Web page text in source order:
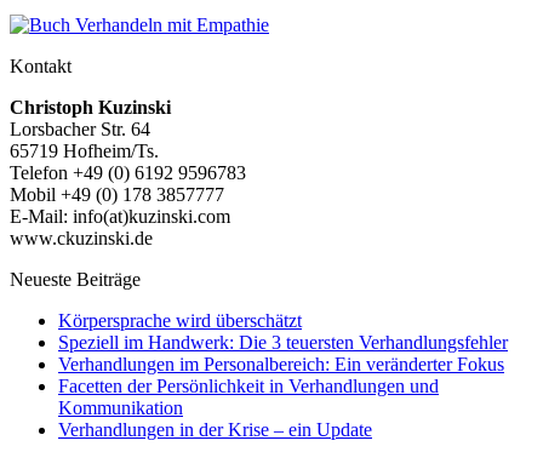
Kontakt
Christoph Kuzinski
Lorsbacher Str. 64
65719 Hofheim/Ts.
Telefon +49 (0) 6192 9596783
Mobil +49 (0) 178 3857777
E-Mail: info(at)kuzinski.com
www.ckuzinski.de
Neueste Beiträge
Körpersprache wird überschätzt
Speziell im Handwerk: Die 3 teuersten Verhandlungsfehler
Verhandlungen im Personalbereich: Ein veränderter Fokus
Facetten der Persönlichkeit in Verhandlungen und
Kommunikation
Verhandlungen in der Krise – ein Update